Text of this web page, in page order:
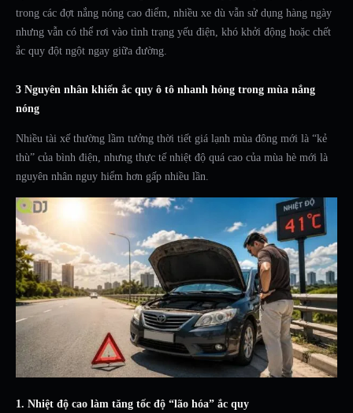
trong các đợt nắng nóng cao điểm, nhiều xe dù vẫn sử dụng hàng ngày
nhưng vẫn có thể rơi vào tình trạng yếu điện, khó khởi động hoặc chết
ắc quy đột ngột ngay giữa đường.
3 Nguyên nhân khiến ắc quy ô tô nhanh hỏng trong mùa nắng
nóng
Nhiều tài xế thường lầm tưởng thời tiết giá lạnh mùa đông mới là “kẻ
thù” của bình điện, nhưng thực tế nhiệt độ quá cao của mùa hè mới là
nguyên nhân nguy hiểm hơn gấp nhiều lần.
1. Nhiệt độ cao làm tăng tốc độ “lão hóa” ắc quy